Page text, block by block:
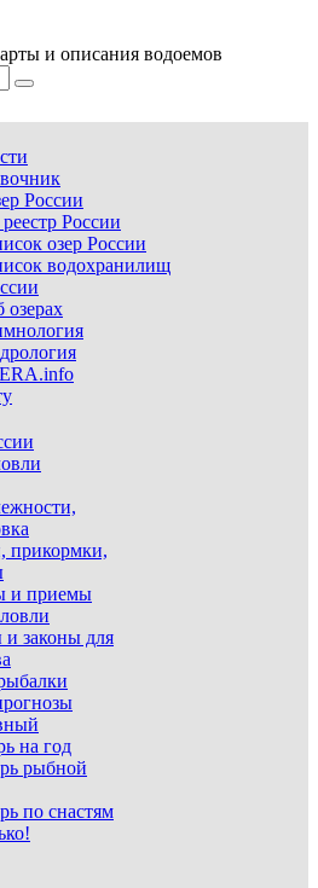
и описания водоемов
России
России
озер России
водохранилищ
озерах
прикормки,
и приемы
и законы для
на год
рыбной
по снастям